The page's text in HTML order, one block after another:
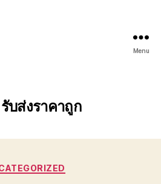
Menu
รับส่งราคาถูก
Categories